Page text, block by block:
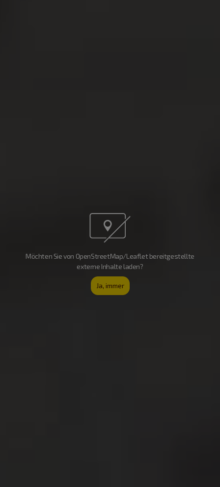
Möchten Sie von OpenStreetMap/Leaflet bereitgestellte
externe Inhalte laden?
Ja, immer